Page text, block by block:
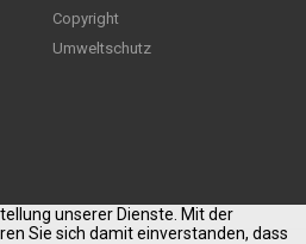
Copyright
Umweltschutz
unserer Dienste. Mit der
Sie sich damit einverstanden, dass